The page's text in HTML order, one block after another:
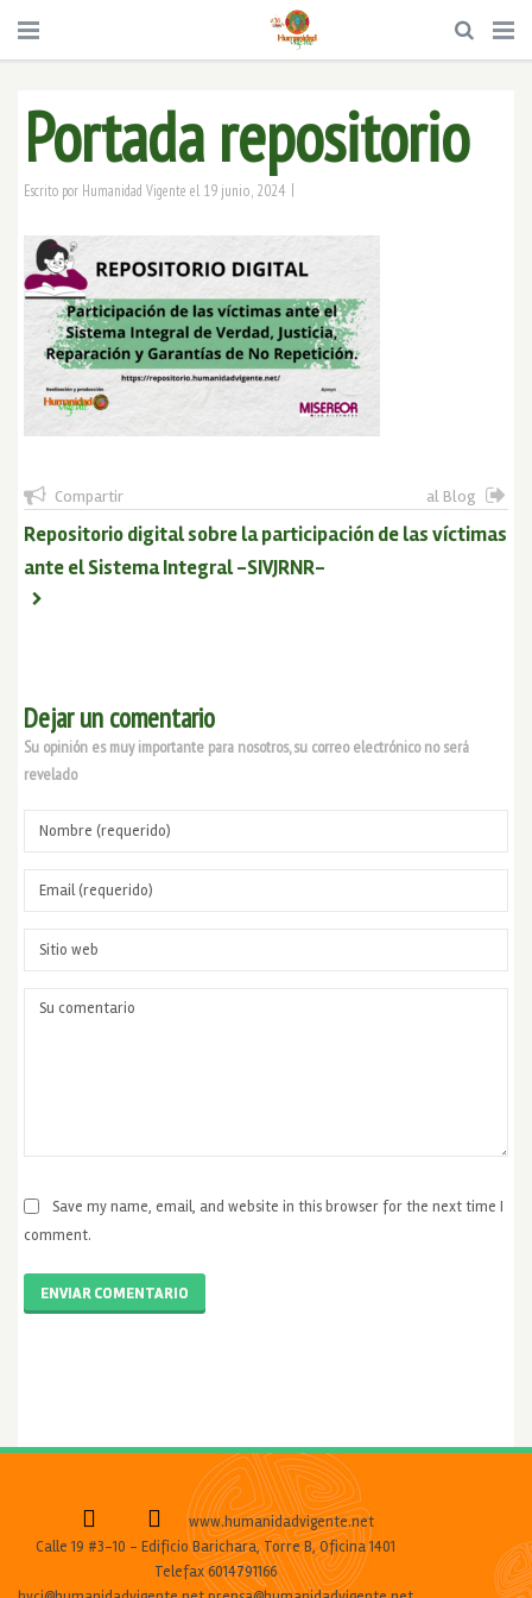
Portada repositorio
Escrito por Humanidad Vigente el 19 junio, 2024 |
Compartir al Blog
Repositorio digital sobre la participación de las víctimas
ante el Sistema Integral -SIVJRNR-
Dejar un comentario
Su opinión es muy importante para nosotros, su correo electrónico no será
revelado
Save my name, email, and website in this browser for the next time I
comment.
ENVIAR COMENTARIO
www.humanidadvigente.net
Calle 19 #3-10 - Edificio Barichara, Torre B, Oficina 1401
Telefax 6014791166